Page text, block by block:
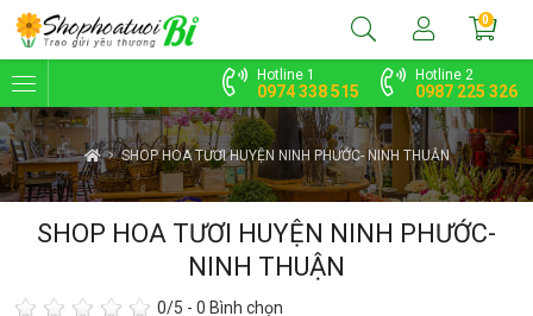
Hotline 1
0974 338 515
Hotline 2
0987 225 326
0
SHOP HOA TƯƠI HUYỆN NINH PHƯỚC- NINH THUẬN
SHOP HOA TƯƠI HUYỆN NINH PHƯỚC-
NINH THUẬN
0/5 -0 Bình chọn